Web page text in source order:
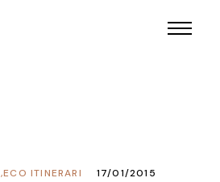
ECO ITINERARI
, 17/01/2015